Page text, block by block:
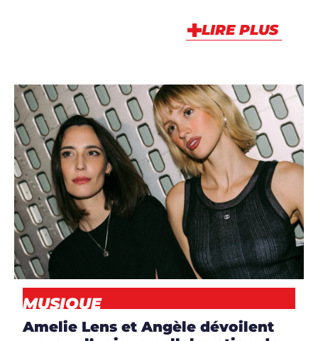
LIRE PLUS
ARTICLES,ARTISTES,
ARTISTES,DJS,
MUSIQUE
,NEWS
MUSIQUE
Amelie Lens et Angèle dévoilent